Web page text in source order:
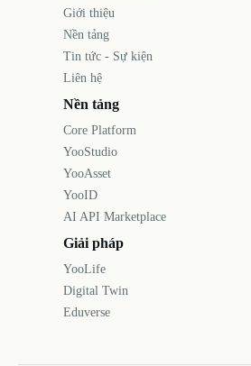
Giới thiệu
Nền tảng
Tin tức - Sự kiện
Liên hệ
Nền tảng
Core Platform
YooStudio
YooAsset
YooID
AI API Marketplace
Giải pháp
YooLife
Digital Twin
Eduverse